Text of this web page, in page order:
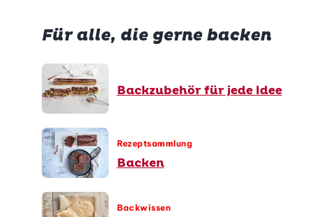
Für alle, die gerne backen
Backzubehör für jede Idee
Rezeptsammlung
Backen
Backwissen